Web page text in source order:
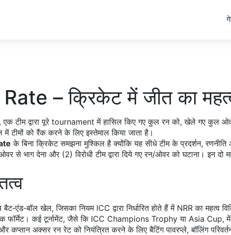
– क्रिकेट में जीत का
,एक टीम द्वारा पूरे tournament में हासिल किए गए कुल रन को, खेले गए कुल
में टीमों को रैंक करने के लिए इस्तेमाल किया जाता है।
के बिना क्रिकेट समझना मुश्किल है क्योंकि यह सीधे टीम के प्रदर्शन,
से भाग देना और (2) विरोधी टीम द्वारा दिये गए रन/ओवर को घटाना। इन
बैट‑एंड‑बॉल खेल, जिसका नियम ICC द्वारा निर्धारित होते हैंमें NRR का महत्व
फॉर्मेट। कई टूर्नामेंट, जैसे कि ICC Champions Trophy या Asia Cup, में
कप्तान अक्सर रन रेट को नियंत्रित करने के लिए बैटिंग पावरप्ले, बॉलिंग